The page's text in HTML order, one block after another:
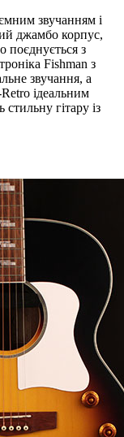
звучанням і
джамбо корпус,
поєднується з
Fishman з
звучання, а
ідеальним
гітару із